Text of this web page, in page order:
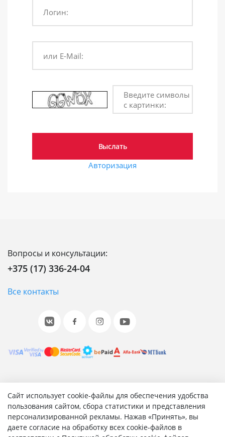
Сайт использует cookie-файлы для обеспечения удобства
пользования сайтом, сбора статистики и представления
персонализированной рекламы. Нажав «Принять», вы
даете согласие на обработку всех cookie-файлов в
Логин:
или E-Mail:
Введите символы
с картинки:
Авторизация
Вопросы и консультации:
+375 (17) 336-24-04
Все контакты
© 2001-2026 «Битрикс», «1С-Битрикс». Работает на 1С-
Битрикс: Управление сайтом.
Согласие на обработку персональных данных
Отзыв согласия на обработку персональных данных